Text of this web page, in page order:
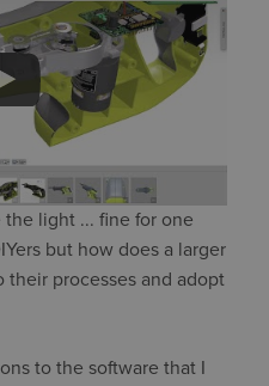
the light ... fine for one
but how does a larger
processes and adopt
to the software that I